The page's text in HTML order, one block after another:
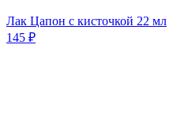
Лак Цапон с кисточкой 22 мл
145 ₽